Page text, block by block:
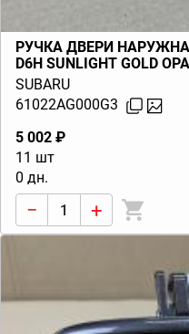
РУЧКА ДВЕРИ
D6H SUNLIGHT GOLD
LEGACY BL BP (B13)
SUBARU
61022AG000G3
5 002 ₽
11 шт
0 дн.
− +